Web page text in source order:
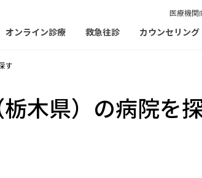
医療機関
オンライン診療 救急往診 カウンセリング
す
木県）の病院を